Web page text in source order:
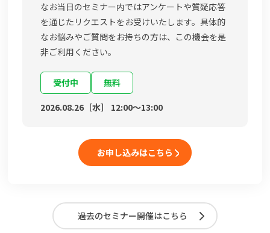
なお当日のセミナー内ではアンケートや質疑応答
を通じたリクエストをお受けいたします。具体的
なお悩みやご質問をお持ちの方は、この機会を是
非ご利用ください。
受付中 無料
2026.08.26［水］ 12:00〜13:00
お申し込みはこちら
過去のセミナー開催はこちら